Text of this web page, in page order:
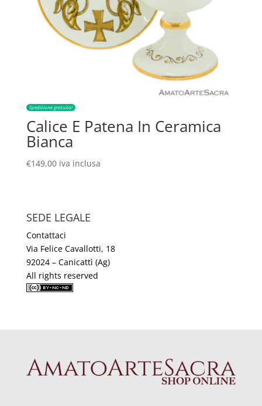
Spedizione gratuita!
Calice E Patena In Ceramica
Bianca
€149,00 iva inclusa
SEDE LEGALE
Contattaci
Via Felice Cavallotti, 18
92024 – Canicattì (Ag)
All rights reserved